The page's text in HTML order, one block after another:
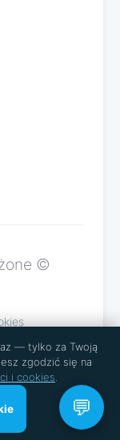
©
— tylko za Twoją
zgodzić się na
i cookies
💬